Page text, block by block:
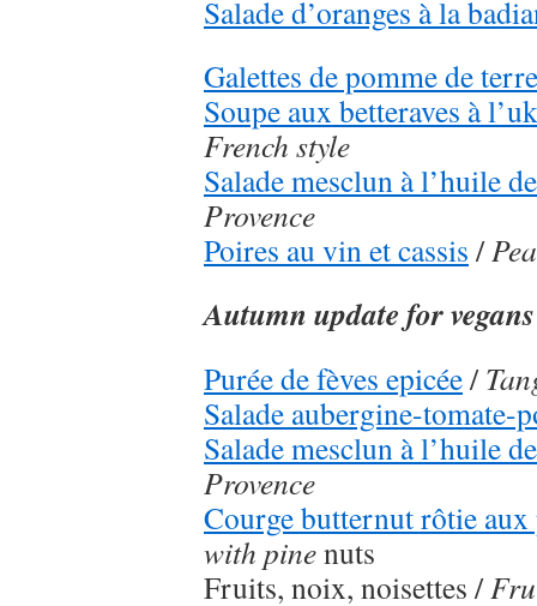
Salade d’oranges à la
Galettes de pomme de terre
Soupe aux betteraves à
French style
Salade mesclun à l’huile
Provence
Poires au vin et cassis /
Autumn update for vegans
Purée de fèves epicée/
Salade aubergine-tomate-
Salade mesclun à l’huile
Provence
Courge butternut rôtie
with pinenuts
Fruits, noix, noisettes /